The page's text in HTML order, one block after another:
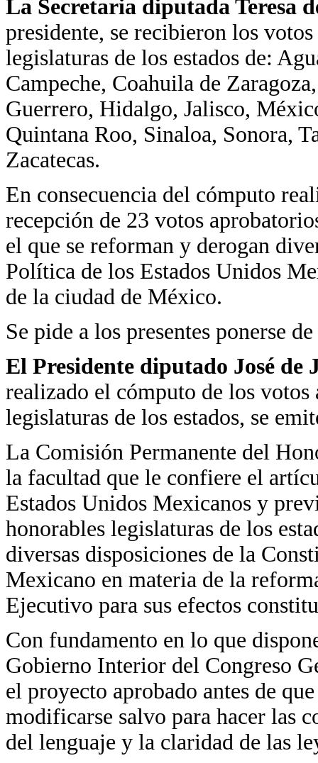
La Secretaria diputada Teresa
presidente, se recibieron los
legislaturas de los estados de:
Campeche, Coahuila de
Guerrero, Hidalgo, Jalisco,
Quintana Roo, Sinaloa, Sonora,
Zacatecas.
En consecuencia del cómputo
recepción de 23 votos
el que se reforman y derogan
Política de los Estados Unidos
de la ciudad de México.
Se pide a los presentes ponerse
El Presidente diputado José
realizado el cómputo de los
legislaturas de los estados, se
La Comisión Permanente del
la facultad que le confiere el
Estados Unidos Mexicanos y
honorables legislaturas de los
diversas disposiciones de la
Mexicano en materia de la
Ejecutivo para sus efectos
Con fundamento en lo que
Gobierno Interior del Congreso
el proyecto aprobado antes de
modificarse salvo para hacer las
del lenguaje y la claridad de las